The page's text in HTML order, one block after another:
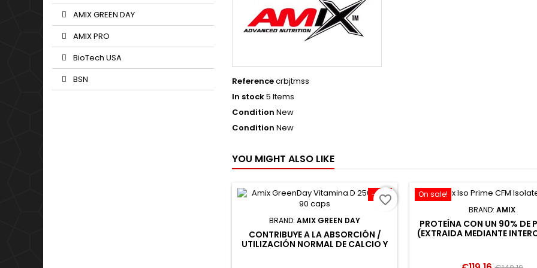
AMIX GREEN DAY
AMIX PRO
BioTech USA
BSN
Referencecrbjtmss
In stock5 Items
Condition New
Condition New
YOU MIGHT ALSO LIKE
-10%
BRAND: AMIX GREEN DAY
CONTRIBUYE A LA ABSORCIÓN /
UTILIZACIÓN NORMAL DE CALCIO Y
favorite_border
On sale!
BRAND: AMIX
PROTEÍNA CON UN 90% DE
(EXTRAIDA MEDIANTE
DE GRAN